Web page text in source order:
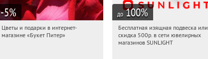
-5%
22:45:33
Получи первым!
Цветы и подарки в интернет-
магазине «Букет Питер»
до 100%
22:45:33 Получили:
Россия
Бесплатная изящная подвеска или
скидка 500р. в сети ювелирных
магазинов SUNLIGHT